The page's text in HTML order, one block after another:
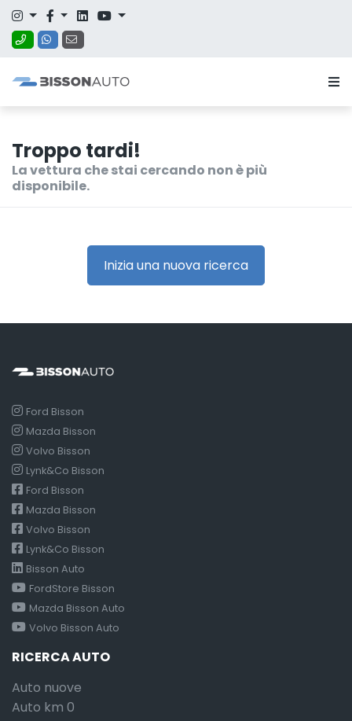
Troppo tardi!
La vettura che stai cercando non è più
disponibile.
Inizia una nuova ricerca
Ford Bisson
Mazda Bisson
Volvo Bisson
Lynk&Co Bisson
Ford Bisson
Mazda Bisson
Volvo Bisson
Lynk&Co Bisson
Bisson Auto
FordStore Bisson
Mazda Bisson Auto
Volvo Bisson Auto
RICERCA AUTO
Auto nuove
Auto km 0